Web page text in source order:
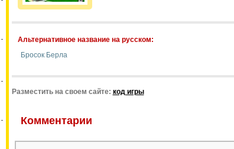
Альтернативное название на русском:
Бросок Берла
Разместить на своем сайте: код игры
Комментарии